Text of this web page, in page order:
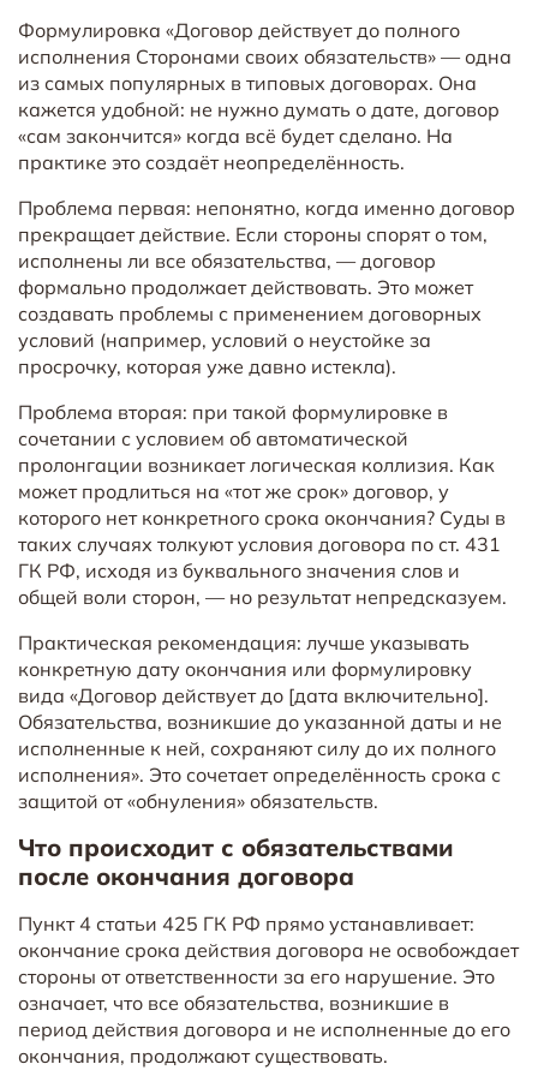
Формулировка «Договор действует до полного
исполнения Сторонами своих обязательств» — одна
из самых популярных в типовых договорах. Она
кажется удобной: не нужно думать о дате, договор
«сам закончится» когда всё будет сделано. На
практике это создаёт неопределённость.
Проблема первая: непонятно, когда именно договор
прекращает действие. Если стороны спорят о том,
исполнены ли все обязательства, — договор
формально продолжает действовать. Это может
создавать проблемы с применением договорных
условий (например, условий о неустойке за
просрочку, которая уже давно истекла).
Проблема вторая: при такой формулировке в
сочетании с условием об автоматической
пролонгации возникает логическая коллизия. Как
может продлиться на «тот же срок» договор, у
которого нет конкретного срока окончания? Суды в
таких случаях толкуют условия договора по ст. 431
ГК РФ, исходя из буквального значения слов и
общей воли сторон, — но результат непредсказуем.
Практическая рекомендация: лучше указывать
конкретную дату окончания или формулировку
вида «Договор действует до [дата включительно].
Обязательства, возникшие до указанной даты и не
исполненные к ней, сохраняют силу до их полного
исполнения». Это сочетает определённость срока с
защитой от «обнуления» обязательств.
Что происходит с обязательствами
после окончания договора
Пункт 4 статьи 425 ГК РФ прямо устанавливает:
окончание срока действия договора не освобождает
стороны от ответственности за его нарушение. Это
означает, что все обязательства, возникшие в
период действия договора и не исполненные до его
окончания, продолжают существовать.